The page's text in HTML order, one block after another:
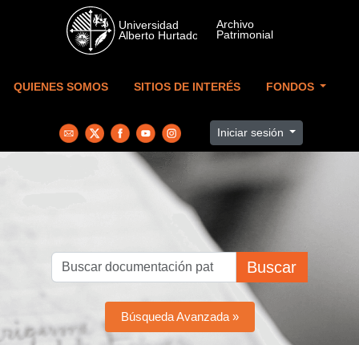
Skip to main content
QUIENES SOMOS SITIOS DE INTERÉS FONDOS
Iniciar sesión
Buscar
Búsqueda Avanzada »